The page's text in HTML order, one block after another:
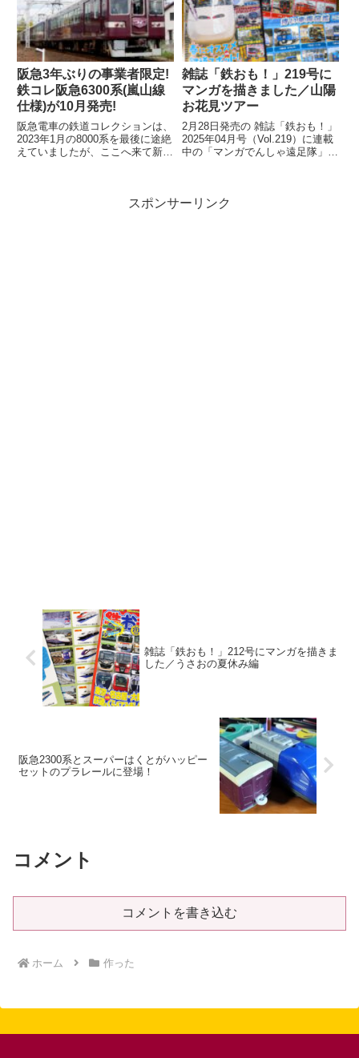
阪急3年ぶりの事業者限定!
鉄コレ阪急6300系(嵐山線
仕様)が10月発売!
阪急電車の鉄道コレクションは、
2023年1月の8000系を最後に途絶
えていましたが、ここへ来て新製
雑誌「鉄おも！」219号に
マンガを描きました／山陽
お花見ツアー
2月28日発売の 雑誌「鉄おも！」
2025年04月号（Vol.219）に連載
中の「マンガでんしゃ遠足隊」最
スポンサーリンク
雑誌「鉄おも！」212号にマンガを描きま
した／うさおの夏休み編
阪急2300系とスーパーはくとがハッピー
セットのプラレールに登場！
コメント
コメントを書き込む
ホーム 作った